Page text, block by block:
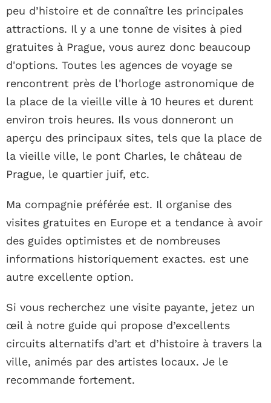
peu d’histoire et de connaître les principales
attractions. Il y a une tonne de visites à pied
gratuites à Prague, vous aurez donc beaucoup
d'options. Toutes les agences de voyage se
rencontrent près de l'horloge astronomique de
la place de la vieille ville à 10 heures et durent
environ trois heures. Ils vous donneront un
aperçu des principaux sites, tels que la place de
la vieille ville, le pont Charles, le château de
Prague, le quartier juif, etc.
Ma compagnie préférée est. Il organise des
visites gratuites en Europe et a tendance à avoir
des guides optimistes et de nombreuses
informations historiquement exactes. est une
autre excellente option.
Si vous recherchez une visite payante, jetez un
œil à notre guide qui propose d’excellents
circuits alternatifs d’art et d’histoire à travers la
ville, animés par des artistes locaux. Je le
recommande fortement.